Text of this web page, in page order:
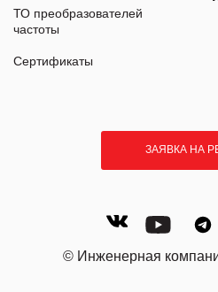
ТО преобразователей
частоты
Сертификаты
ЗАЯВКА НА
© Инженерная